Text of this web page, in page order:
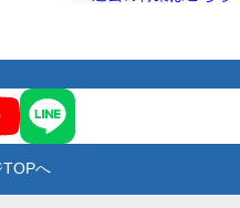
へ